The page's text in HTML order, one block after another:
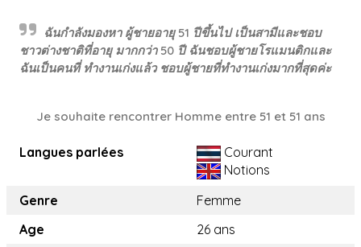
ฉันกำลังมองหา ผู้ชายอายุ 51 ปีขึ้นไป เป็นสามีและชอบ
ชาวต่างชาติที่อายุ มากกว่า 50 ปี ฉันชอบผู้ชายโรแมนติกและ
ฉันเป็นคนที่ ทำงานเก่งแล้ว ชอบผู้ชายที่ทำงานเก่งมากที่สุดค่ะ
Je souhaite rencontrer Homme entre 51 et 51 ans
Langues parlées
Courant
Notions
Genre
Femme
Age
26 ans